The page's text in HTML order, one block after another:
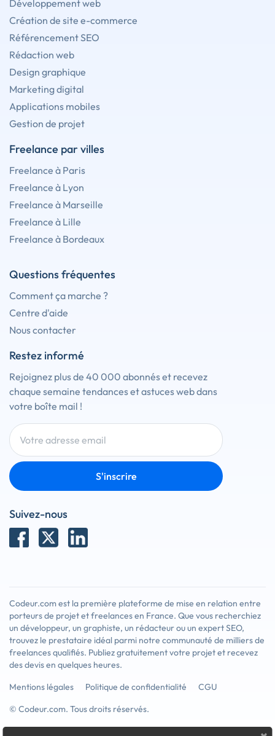
Développement web
Création de site e-commerce
Référencement SEO
Rédaction web
Design graphique
Marketing digital
Applications mobiles
Gestion de projet
Freelance par villes
Freelance à Paris
Freelance à Lyon
Freelance à Marseille
Freelance à Lille
Freelance à Bordeaux
Questions fréquentes
Comment ça marche ?
Centre d'aide
Nous contacter
Restez informé
Rejoignez plus de 40 000 abonnés et recevez
chaque semaine tendances et astuces web dans
votre boîte mail !
S'inscrire
Suivez-nous
Codeur.com est la première plateforme de mise en relation entre
porteurs de projet et freelances en France. Que vous recherchiez
un développeur, un graphiste, un rédacteur ou un expert SEO,
trouvez le prestataire idéal parmi notre communauté de milliers de
freelances qualifiés. Publiez gratuitement votre projet et recevez
des devis en quelques heures.
Mentions légales
Politique de confidentialité
CGU
© Codeur.com. Tous droits réservés.